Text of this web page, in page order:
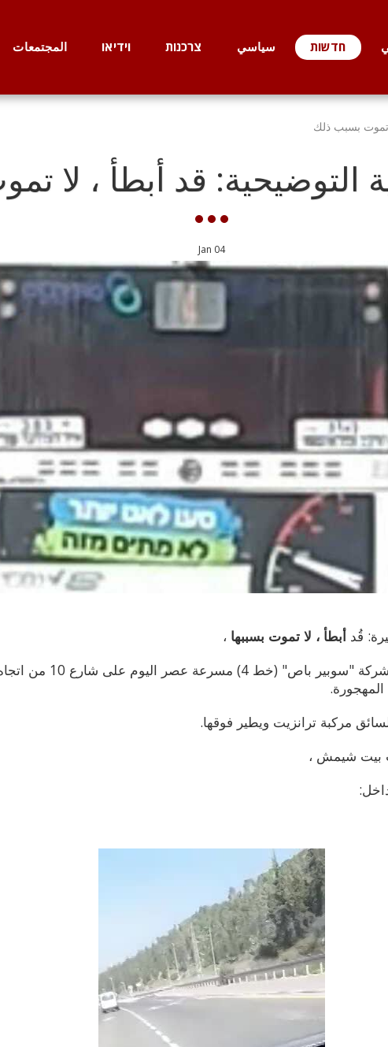
חדשות سياسي צרכנות וידיאו المجتمعات
تموت بسبب ذلك
التوضيحية: قد أبطأ ، لا
04
Jan
قُد أبطأ ، لا تموت بسببها ،
شوهدت حافلة تابعة لشركة "سوبير
مركبة ترانزيت ويطير فوقها.
بيت شيمش ،